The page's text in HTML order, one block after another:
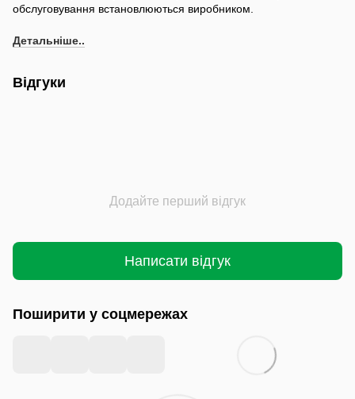
обслуговування встановлюються виробником.
Детальніше..
Відгуки
Додайте перший відгук
Написати відгук
Поширити у соцмережах